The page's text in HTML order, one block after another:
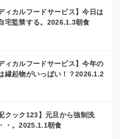
ィカルフードサービス】今日は
宅監禁する。2026.1.3朝食
ィカルフードサービス】今年の
縁起物がいっぱい！？2026.1.2
クック123】元旦から強制洗
・。2025.1.1朝食